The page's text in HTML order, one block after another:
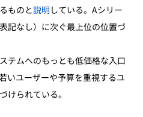
ものと説明 している。Aシリー
記なし）に次ぐ最上位の位置づ
テムへのもっとも低価格な入口
いユーザーや予算を重視するユ
けられている。